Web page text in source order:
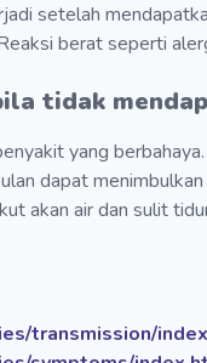
setelah
berat seperti
tidak
yang
dapat
akan air dan sulit
transmission/